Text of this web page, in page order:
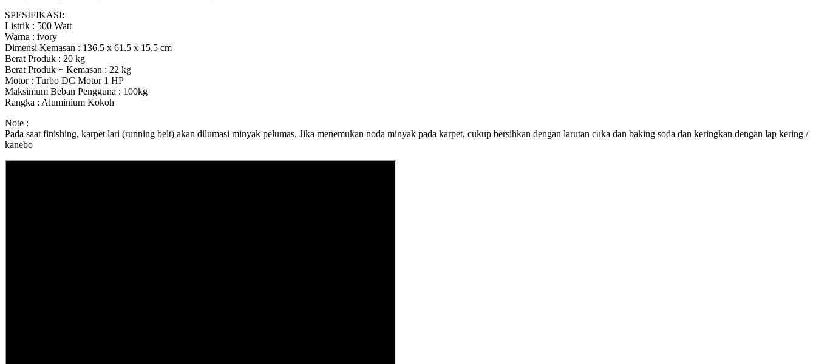
SPESIFIKASI:
Listrik : 500 Watt
Warna : ivory
Dimensi Kemasan : 136.5 x 61.5 x 15.5 cm
Berat Produk : 20 kg
Berat Produk + Kemasan : 22 kg
Motor : Turbo DC Motor 1 HP
Maksimum Beban Pengguna : 100kg
Rangka : Aluminium Kokoh
Note :
Pada saat finishing, karpet lari (running belt) akan dilumasi minyak pelumas. Jika menemukan noda minyak pada karpet, cukup bersihkan dengan larutan cuka dan baking soda dan keringkan dengan lap kering /
kanebo